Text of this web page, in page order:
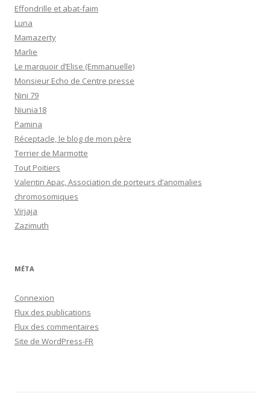
Effondrille et abat-faim
Luna
Mamazerty
Marlie
Le marquoir d’Elise (Emmanuelle)
Monsieur Echo de Centre presse
Nini 79
Niunia18
Pamina
Réceptacle, le blog de mon père
Terrier de Marmotte
Tout Poitiers
Valentin Apac, Association de porteurs d’anomalies
chromosomiques
Virjaja
Zazimuth
MÉTA
Connexion
Flux des publications
Flux des commentaires
Site de WordPress-FR